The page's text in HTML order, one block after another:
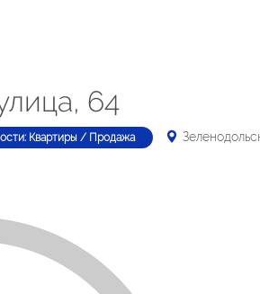
64
Квартиры / Продажа